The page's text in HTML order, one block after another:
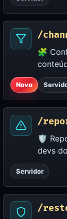
/
🧩
Novo
/
🛡️
devs
Servidor
/